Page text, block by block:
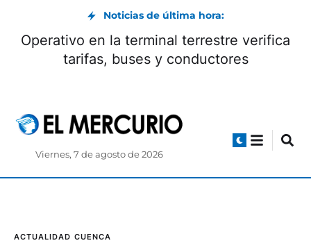
Noticias de última hora:
Operativo en la terminal terrestre verifica
tarifas, buses y conductores
Viernes, 7 de agosto de 2026
ACTUALIDAD CUENCA